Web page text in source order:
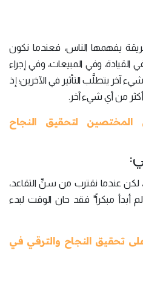
يفهمها الناس، فعندما نكون
وفي المبيعات، وفي إجراء
آخر يتطلَّب التأثير في الآخرين؛ إذ
أكثر من أي شيء آخر.
المختصين لتحقيق النجاح
لكن عندما نقترب من سنِّ التقاعد،
أبدأ مبكراً" فقد حان الوقت لبدء
تحقيق النجاح والترقي في